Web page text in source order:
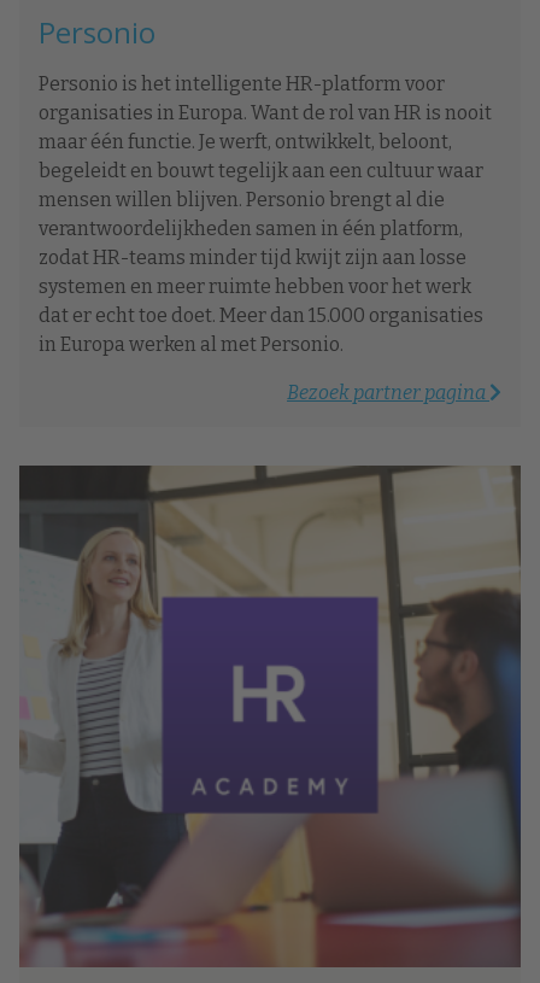
Personio
Personio is het intelligente HR-platform voor
organisaties in Europa. Want de rol van HR is nooit
maar één functie. Je werft, ontwikkelt, beloont,
begeleidt en bouwt tegelijk aan een cultuur waar
mensen willen blijven. Personio brengt al die
verantwoordelijkheden samen in één platform,
zodat HR-teams minder tijd kwijt zijn aan losse
systemen en meer ruimte hebben voor het werk
dat er echt toe doet. Meer dan 15.000 organisaties
in Europa werken al met Personio.
Bezoek partner pagina